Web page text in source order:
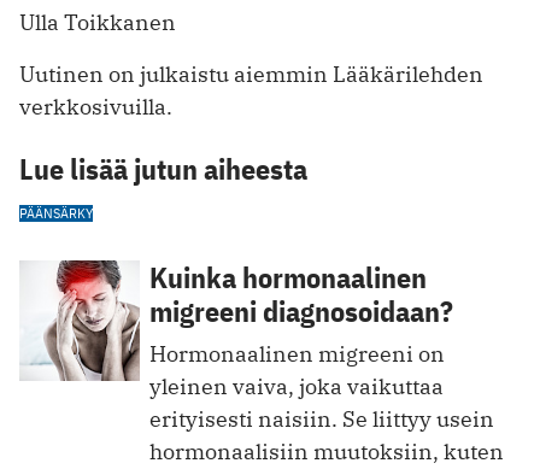
Ulla Toikkanen
Uutinen on julkaistu aiemmin Lääkärilehden
verkkosivuilla.
Lue lisää jutun aiheesta
PÄÄNSÄRKY
Kuinka hormonaalinen
migreeni diagnosoidaan?
Hormonaalinen migreeni on
yleinen vaiva, joka vaikuttaa
erityisesti naisiin. Se liittyy usein
hormonaalisiin muutoksiin, kuten